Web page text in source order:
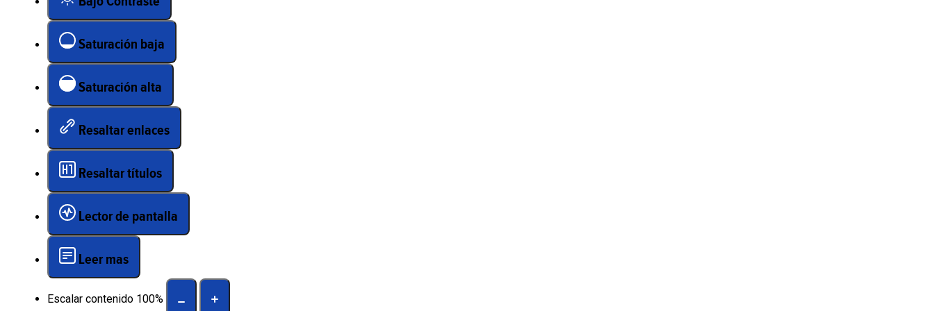
Saturación baja
Saturación alta
Resaltar enlaces
Resaltar títulos
Lector de pantalla
Leer mas
Escalar contenido 100%